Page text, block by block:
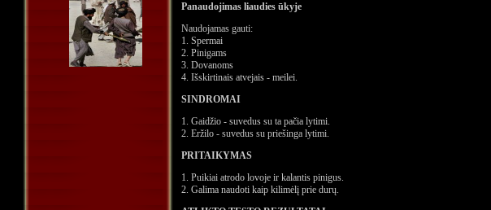
Panaudojimas liaudies ūkyje
Naudojamas gauti:
1. Spermai
2. Pinigams
3. Dovanoms
4. Išskirtinais atvejais - meilei.
SINDROMAI
1. Gaidžio - suvedus su ta pačia lytimi.
2. Eržilo - suvedus su priešinga lytimi.
PRITAIKYMAS
1. Puikiai atrodo lovoje ir kalantis pinigus.
2. Galima naudoti kaip kilimėlį prie durų.